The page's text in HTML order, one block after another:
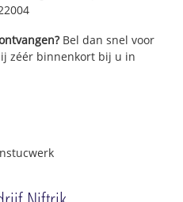
Bel dan snel voor
zéér binnenkort bij u in